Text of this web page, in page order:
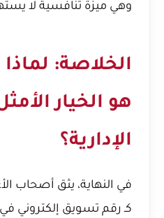
وهي ميزة تنافسية لا
الخلاصة:
هو الخيار
الإدارية؟
في النهاية، يثق أصحاب
كـ رقم تسويق إلكتروني في